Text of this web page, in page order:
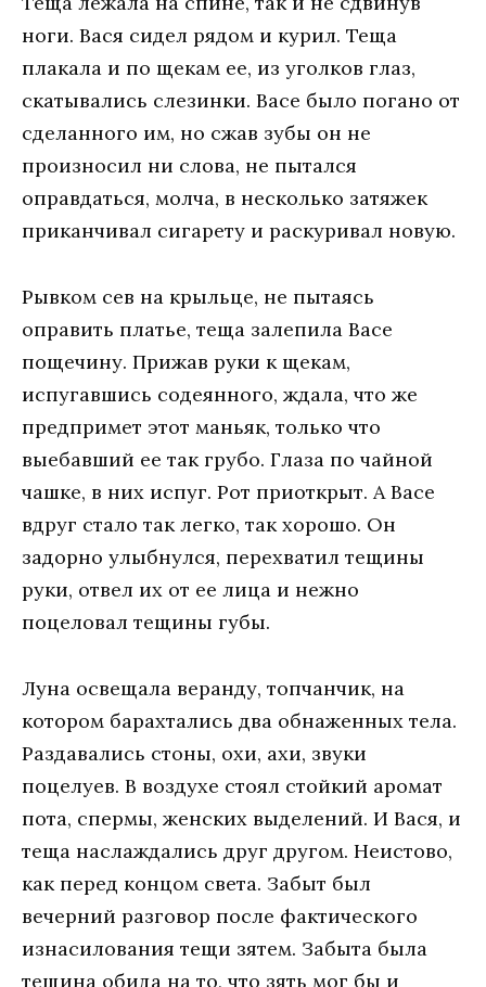
ноги. Вася сидел рядом и курил. Теща
плакала и по щекам ее, из уголков глаз,
скатывались слезинки. Васе было погано от
сделанного им, но сжав зубы он не
произносил ни слова, не пытался
оправдаться, молча, в несколько затяжек
приканчивал сигарету и раскуривал новую.
Рывком сев на крыльце, не пытаясь
оправить платье, теща залепила Васе
пощечину. Прижав руки к щекам,
испугавшись содеянного, ждала, что же
предпримет этот маньяк, только что
выебавший ее так грубо. Глаза по чайной
чашке, в них испуг. Рот приоткрыт. А Васе
вдруг стало так легко, так хорошо. Он
задорно улыбнулся, перехватил тещины
руки, отвел их от ее лица и нежно
поцеловал тещины губы.
Луна освещала веранду, топчанчик, на
котором барахтались два обнаженных тела.
Раздавались стоны, охи, ахи, звуки
поцелуев. В воздухе стоял стойкий аромат
пота, спермы, женских выделений. И Вася, и
теща наслаждались друг другом. Неистово,
как перед концом света. Забыт был
вечерний разговор после фактического
изнасилования тещи зятем. Забыта была
тещина обида на то, что зять мог бы и